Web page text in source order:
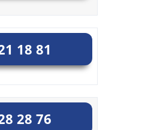
18 81
28 76